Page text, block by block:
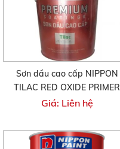
Sơn dầu cao cấp NIPPON
TILAC RED OXIDE PRIMER
Giá: Liên hệ